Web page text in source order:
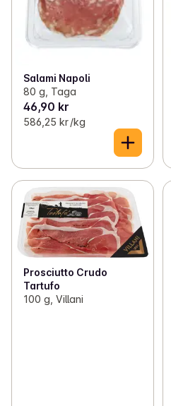
Salami Napoli
80 g, Taga
46,90 kr
586,25 kr /kg
Prosciutto Crudo
Tartufo
100 g, Villani